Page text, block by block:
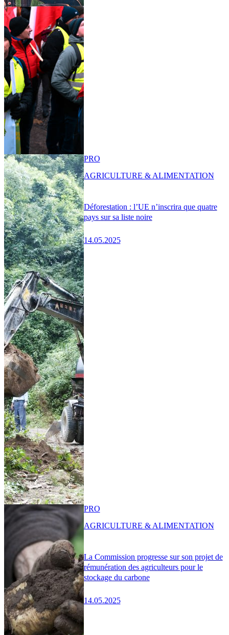
Déforestation : l’UE n’inscrira que quatre
pays sur sa liste noire
14.05.2025
PRO
AGRICULTURE & ALIMENTATION
La Commission progresse sur son projet de
rémunération des agriculteurs pour le
stockage du carbone
14.05.2025
PRO
AGRICULTURE & ALIMENTATION